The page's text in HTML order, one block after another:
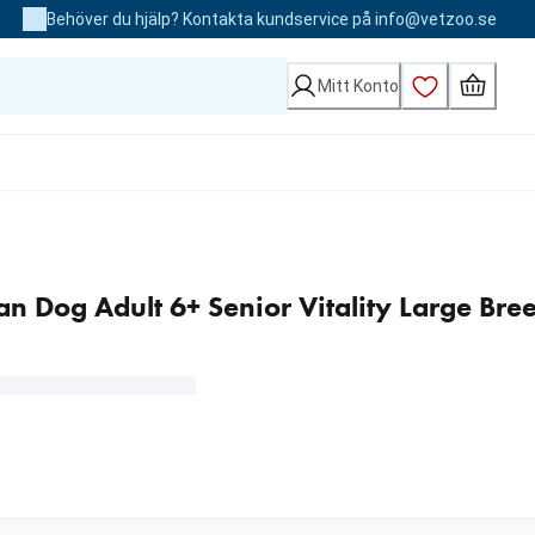
Behöver du hjälp? Kontakta kundservice på info@vetzoo.se
Mitt Konto
Dog Adult 6+ Senior Vitality Large